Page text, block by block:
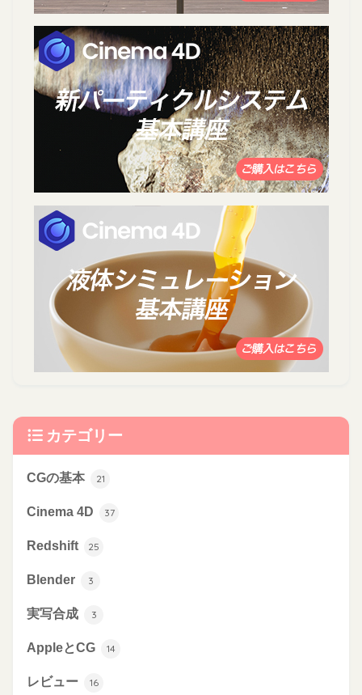
カテゴリー
CGの基本 21
Cinema 4D 37
Redshift 25
Blender 3
実写合成 3
AppleとCG 14
レビュー 16